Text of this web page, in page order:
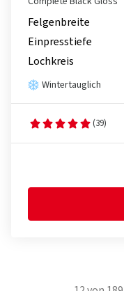
Felgenbreite
Einpresstiefe
Lochkreis
Wintertauglich
(39)